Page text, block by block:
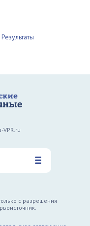
Результаты
с разрешения